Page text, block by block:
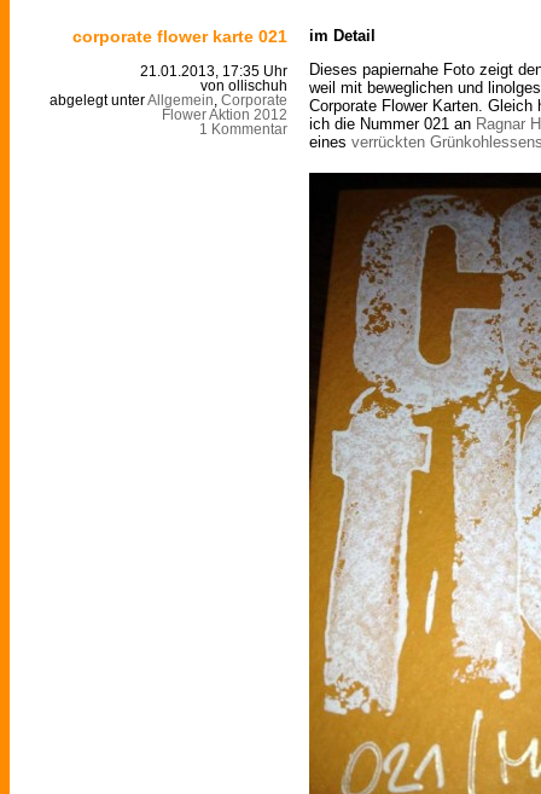
corporate flower karte 021
21.01.2013, 17:35 Uhr
von ollischuh
abgelegt unterAllgemein Corporate
Flower Aktion 2012
1 Kommentar
im Detail
Dieses papiernahe Foto zeigt
weil mit beweglichen und
Corporate Flower Karten. Gleich
ich die Nummer 021 an Ragnar
eines verrückten